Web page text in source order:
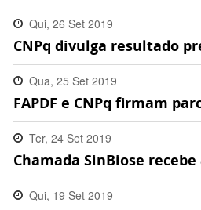
Qui, 26 Set 2019
09:25:00 -0300
CNPq divulga resultado
Qua, 25 Set 2019
18:11:00 -0300
FAPDF e CNPq firmam
Ter, 24 Set 2019
13:29:00 -0300
Chamada SinBiose recebe
Qui, 19 Set 2019